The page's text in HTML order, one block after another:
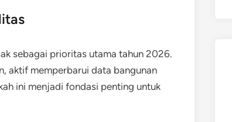
sebagai prioritas utama tahun 2026.
aktif memperbarui data bangunan
ini menjadi fondasi penting untuk